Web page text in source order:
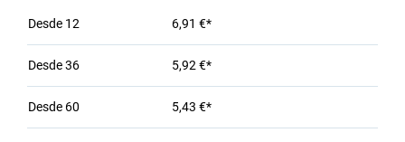
Desde 12 6,91 €*
Desde36 5,92 €*
Desde 60 5,43 €*